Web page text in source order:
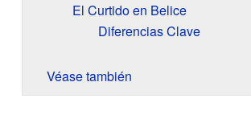
El Curtido en Belice
Diferencias Clave
Véase también